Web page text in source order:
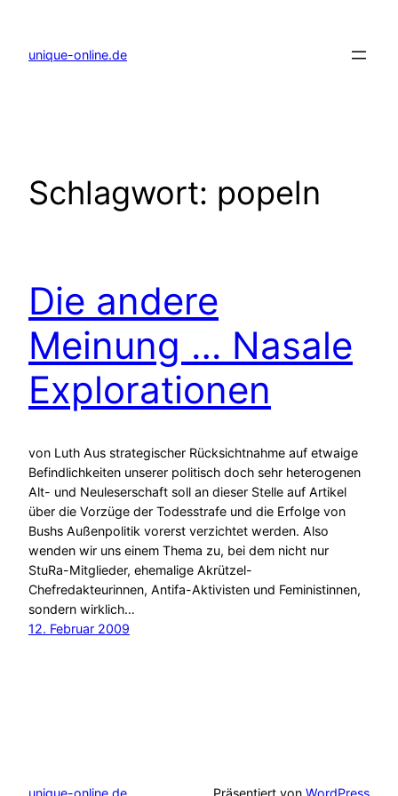
springen
unique-online.de
Schlagwort: popeln
Die andere
Meinung … Nasale
Explorationen
von Luth Aus strategischer Rücksichtnahme auf etwaige
Befindlichkeiten unserer politisch doch sehr heterogenen
Alt- und Neuleserschaft soll an dieser Stelle auf Artikel
über die Vorzüge der Todesstrafe und die Erfolge von
Bushs Außenpolitik vorerst verzichtet werden. Also
wenden wir uns einem Thema zu, bei dem nicht nur
StuRa-Mitglieder, ehemalige Akrützel-
Chefredakteurinnen, Antifa-Aktivisten und Feministinnen,
sondern wirklich…
12. Februar 2009
unique-online.de Präsentiert von WordPress